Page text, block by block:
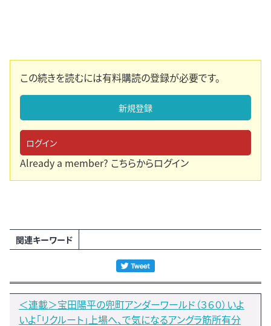
この続きを読むには有料購読の登録が必要です。
新規登録
ログイン
Already a member? こちらからログイン
関連キーワード
＜連載＞宝田陽平の兜町アンダーワールド（３６０）いよ
いよ「リクルート」上場へ、で気になるアングラ筋所有分